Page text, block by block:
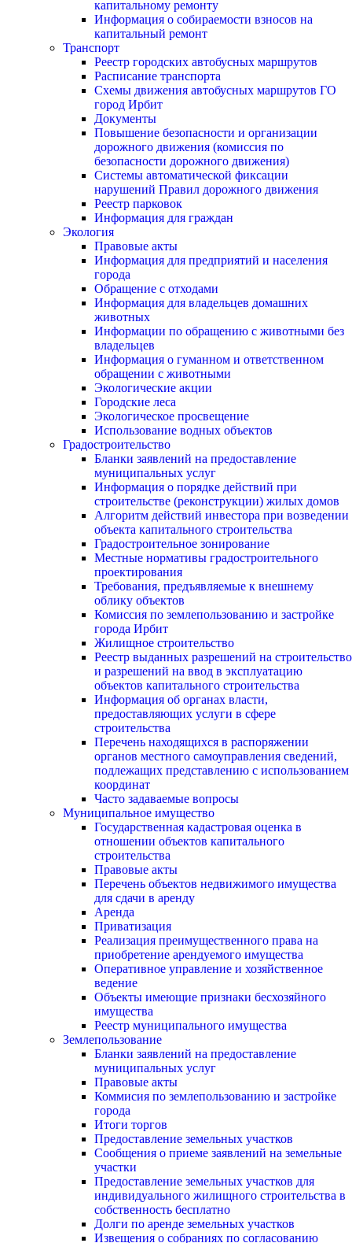
капитальному ремонту
Информация о собираемости взносов на
капитальный ремонт
Транспорт
Реестр городских автобусных маршрутов
Расписание транспорта
Схемы движения автобусных маршрутов ГО
город Ирбит
Документы
Повышение безопасности и организации
дорожного движения (комиссия по
безопасности дорожного движения)
Системы автоматической фиксации
нарушений Правил дорожного движения
Реестр парковок
Информация для граждан
Экология
Правовые акты
Информация для предприятий и населения
города
Обращение с отходами
Информация для владельцев домашних
животных
Информации по обращению с животными без
владельцев
Информация о гуманном и ответственном
обращении с животными
Экологические акции
Городские леса
Экологическое просвещение
Использование водных объектов
Градостроительство
Бланки заявлений на предоставление
муниципальных услуг
Информация о порядке действий при
строительстве (реконструкции) жилых домов
Алгоритм действий инвестора при возведении
объекта капитального строительства
Градостроительное зонирование
Местные нормативы градостроительного
проектирования
Требования, предъявляемые к внешнему
облику объектов
Комиссия по землепользованию и застройке
города Ирбит
Жилищное строительство
Реестр выданных разрешений на строительство
и разрешений на ввод в эксплуатацию
объектов капитального строительства
Информация об органах власти,
предоставляющих услуги в сфере
строительства
Перечень находящихся в распоряжении
органов местного самоуправления сведений,
подлежащих представлению с использованием
координат
Часто задаваемые вопросы
Муниципальное имущество
Государственная кадастровая оценка в
отношении объектов капитального
строительства
Правовые акты
Перечень объектов недвижимого имущества
для сдачи в аренду
Аренда
Приватизация
Реализация преимущественного права на
приобретение арендуемого имущества
Оперативное управление и хозяйственное
ведение
Объекты имеющие признаки бесхозяйного
имущества
Реестр муниципального имущества
Землепользование
Бланки заявлений на предоставление
муниципальных услуг
Правовые акты
Коммисия по землепользованию и застройке
города
Итоги торгов
Предоставление земельных участков
Сообщения о приеме заявлений на земельные
участки
Предоставление земельных участков для
индивидуального жилищного строительства в
собственность бесплатно
Долги по аренде земельных участков
Извещения о собраниях по согласованию